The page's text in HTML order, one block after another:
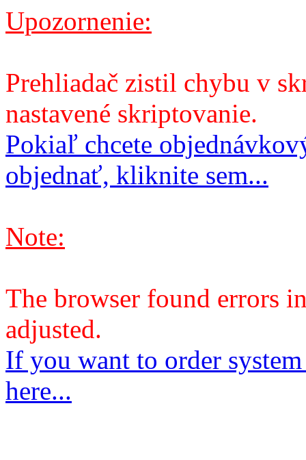
Upozornenie:
Prehliadač zistil chybu v
nastavené skriptovanie.
Pokiaľ chcete
objednať, kliknite sem...
Note:
The browser found errors
adjusted.
If you want to order
here...